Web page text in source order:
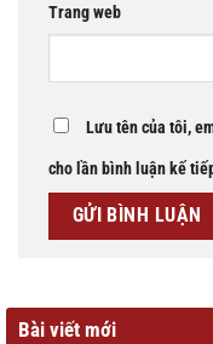
Trang web
Lưu tên của tôi,
cho lần bình luận kế
Bài viết mới